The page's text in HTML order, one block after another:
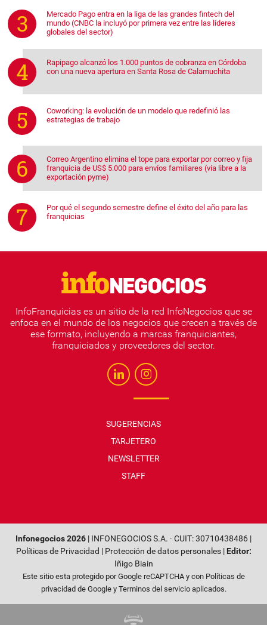
Mercado Pago entra en la liga de las grandes fintech del
mundo (CNBC la incluyó por primera vez entre las líderes
globales del sector)
Rapipago alcanzó los 1.000 puntos de cobranza en Córdoba
con una nueva apertura en Santa Rosa de Calamuchita
Coworking: la evolución de un modelo que redefinió las
estrategias de trabajo
Correo Argentino elimina el tope para exportar por correo y fija
franquicia de US$ 5.000 para envíos familiares (vía libre a la
exportación pyme)
Por qué el segundo semestre define el éxito del año para las
franquicias
InfoFranquicias es un sitio de la red InfoNegocios que se
enfoca en el mundo de los negocios que crecen a través de
ese formato, incluyendo a marcas franquiciantes,
franquiciados y proveedores del sector.
SUGERENCIAS
TARJETERO
NEWSLETTER
STAFF
Infonegocios 2026 | INFONEGOCIOS S.A. · CUIT: 30710438486 |
Políticas de Privacidad | Protección de datos personales| Editor:
Iñigo Biain
Este sitio esta protegido por Google reCAPTCHA y con Políticas de
privacidad de Googley Terminos del servicioaplicados.